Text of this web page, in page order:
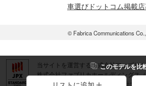
このモデルを比
車選びドットコム掲載
© Fabrica Communications
当サイトを運営する株式会社ファブリ
株式会社ファブリカホールディングス
券コード：4193）のグループ会社です。